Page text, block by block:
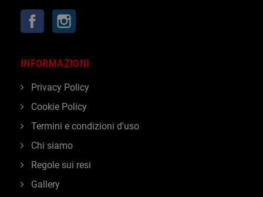
Facebook
INFORMAZIONI
Privacy Policy
Cookie Policy
Termini e condizioni d'uso
Chi siamo
Regole sui resi
Gallery